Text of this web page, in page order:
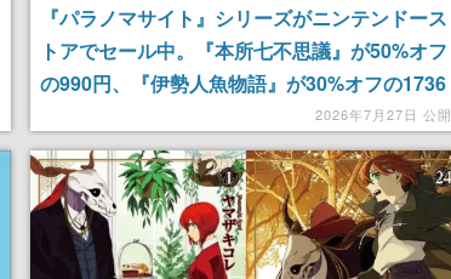
『パラノマサイト』シリーズがニンテンドース
トアでセール中。『本所七不思議』が50%オフ
の990円、『伊勢人魚物語』が30%オフの1736
2026年7月27日 公開